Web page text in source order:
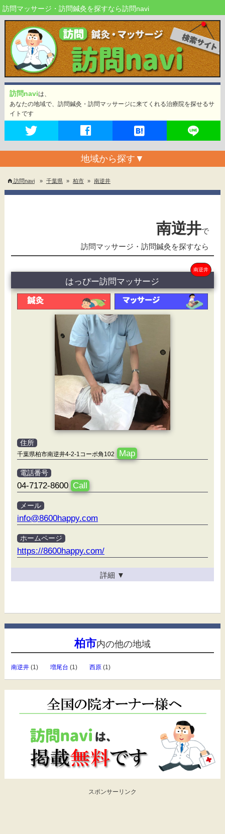
訪問マッサージ・訪問鍼灸を探すなら訪問navi
訪問naviは、
あなたの地域で、訪問鍼灸・訪問マッサージに来てくれる治療院を探せるサ
イトです
地域から探す ▼
訪問navi » 千葉県 » 柏市 » 南逆井
南逆井で
訪問マッサージ・訪問鍼灸を探すなら
南逆井
はっぴー訪問マッサージ
住所
千葉県柏市南逆井4-2-1コーポ角102 Map
電話番号
04-7172-8600 Call
メール
info@8600happy.com
ホームページ
https://8600happy.com/
詳細 ▼
柏市内の他の地域
南逆井(1) 増尾台 (1) 西原(1)
スポンサーリンク